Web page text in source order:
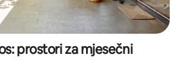
prostori za mjesečni